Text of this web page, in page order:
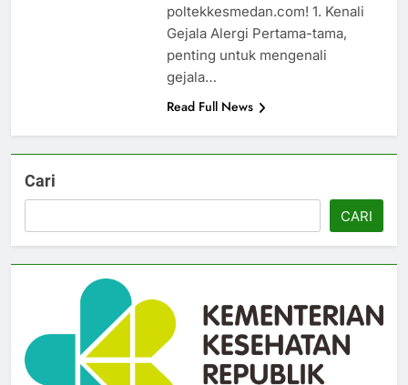
poltekkesmedan.com! 1. Kenali
Gejala Alergi Pertama-tama,
penting untuk mengenali
gejala…
Read Full News
Cari
CARI